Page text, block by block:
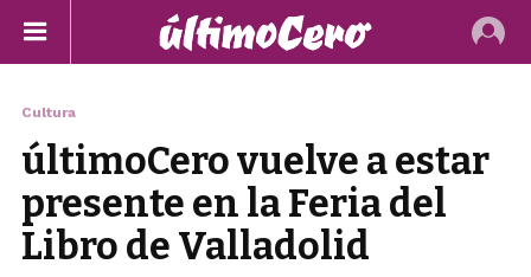
Cultura
últimoCero vuelve a estar
presente en la Feria del
Libro de Valladolid